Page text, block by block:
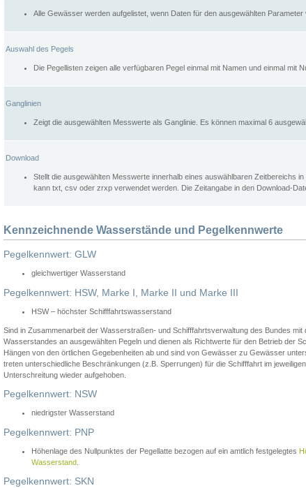
Alle Gewässer werden aufgelistet, wenn Daten für den ausgewählten Parameter
Auswahl des Pegels
Die Pegellisten zeigen alle verfügbaren Pegel einmal mit Namen und einmal mit
Ganglinien
Zeigt die ausgewählten Messwerte als Ganglinie. Es können maximal 6
Download
Stellt die ausgewählten Messwerte innerhalb eines auswählbaren Zeitbereichs
kann txt, csv oder zrxp verwendet werden. Die Zeitangabe in den Download-
Kennzeichnende Wasserstände und Pegelkennwerte
Pegelkennwert: GLW
gleichwertiger Wasserstand
Pegelkennwert: HSW, Marke I, Marke II und Marke III
HSW – höchster Schifffahrtswasserstand
Sind in Zusammenarbeit der Wasserstraßen- und Schifffahrtsverwaltung des Bundes
Wasserstandes an ausgewählten Pegeln und dienen als Richtwerte für den Betrieb der
Hängen von den örtlichen Gegebenheiten ab und sind von Gewässer zu Gewässer
treten unterschiedliche Beschränkungen (z.B. Sperrungen) für die Schifffahrt im
Unterschreitung wieder aufgehoben.
Pegelkennwert: NSW
niedrigster Wasserstand
Pegelkennwert: PNP
Höhenlage des Nullpunktes der Pegellatte bezogen auf ein amtlich festgelegtes
Wasserstand
Pegelkennwert: SKN